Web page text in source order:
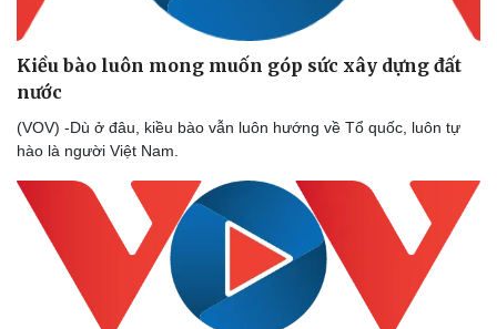
Kiều bào luôn mong muốn góp sức xây dựng đất
nước
(VOV) -Dù ở đâu, kiều bào vẫn luôn hướng về Tổ quốc, luôn tự
hào là người Việt Nam.